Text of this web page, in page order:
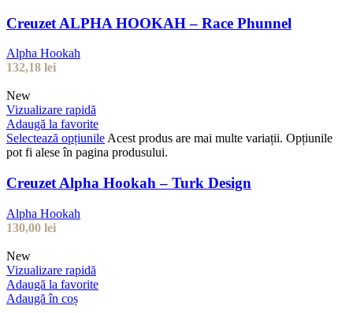
Creuzet ALPHA HOOKAH – Race Phunnel
Alpha Hookah
132,18 lei
New
Vizualizare rapidă
Adaugă la favorite
Selectează opțiunile Acest produs are mai multe variații. Opțiunile
pot fi alese în pagina produsului.
Creuzet Alpha Hookah – Turk Design
Alpha Hookah
130,00 lei
New
Vizualizare rapidă
Adaugă la favorite
Adaugă în coș